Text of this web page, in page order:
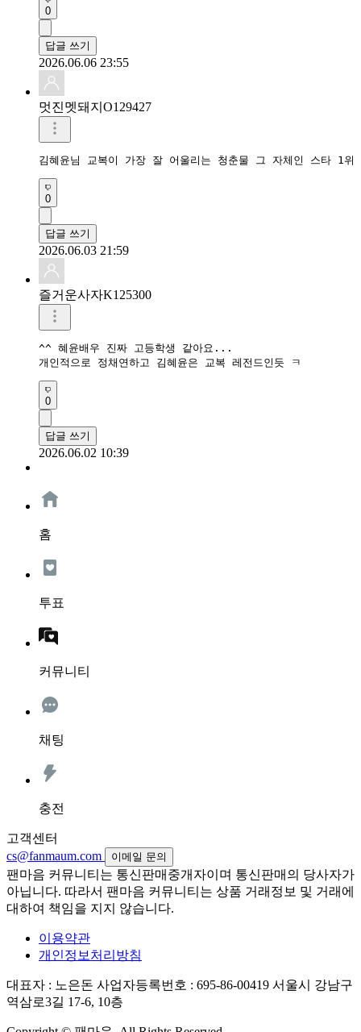
0
답글 쓰기
2026.06.06 23:55
멋진멧돼지O129427
김혜윤님 교복이 가장 잘 어울리는 청춘물 그 자체인 스타 1
0
답글 쓰기
2026.06.03 21:59
즐거운사자K125300
^^ 혜윤배우 진짜 고등학생 같아요...
개인적으로 정채연하고 김혜윤은 교복 레전드인듯 ㅋ
0
답글 쓰기
2026.06.02 10:39
홈
투표
커뮤니티
채팅
충전
고객센터
cs@fanmaum.com
이메일 문의
팬마음 커뮤니티는 통신판매중개자이며 통신판매의 당사자가
아닙니다. 따라서 팬마음 커뮤니티는 상품 거래정보 및 거래에
대하여 책임을 지지 않습니다.
이용약관
개인정보처리방침
대표자 : 노은돈 사업자등록번호 : 695-86-00419 서울시 강남구
역삼로3길 17-6, 10층